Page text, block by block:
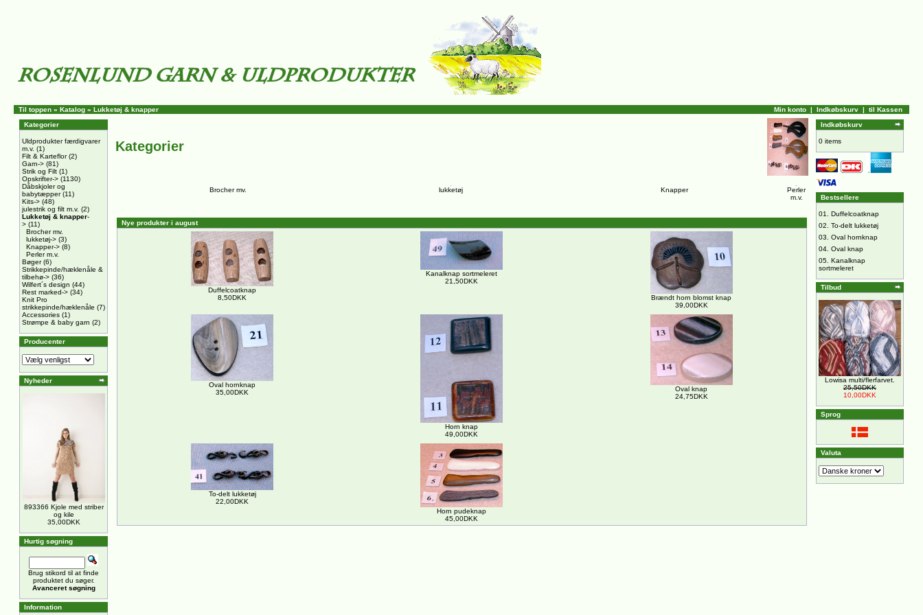
Til toppen » Katalog » Lukketøj & knapper Min konto | Indkøbskurv | til Kassen
Kategorier
Uldprodukter færdigvarer
m.v. (1)
Filt & Karteflor(2)
Garn-> (81)
Strik og Filt (1)
Opskrifter-> (1130)
Dåbskjoler og
babytæpper(11)
Kits-> (48)
julestrik og filt m.v. (2)
Lukketøj & knapper-
> (11)
Brocher mv.
lukketøj-> (3)
Knapper-> (8)
Perler m.v.
Bøger(6)
Strikkepinde/hæklenåle &
tilbehø-> (36)
Wilfert´s design (44)
Rest marked-> (34)
Knit Pro
strikkepinde/hæklenåle (7)
Accessories (1)
Strømpe & baby garn (2)
Producenter
Nyheder
893366 Kjole med striber
og kile
35,00DKK
Hurtig søgning
Brug stikord til at finde
produktet du søger.
Avanceret søgning
Information
Kategorier
Brocher mv. lukketøj Knapper
Perler
m.v.
Nye produkter i august
Duffelcoatknap
8,50DKK
Kanalknap sortmeleret
21,50DKK
Brændt horn blomst knap
39,00DKK
Oval hornknap
35,00DKK
Horn knap
49,00DKK
Oval knap
24,75DKK
To-delt lukketøj
22,00DKK
Horn pudeknap
45,00DKK
Indkøbskurv
0 items
Bestsellere
01. Duffelcoatknap
02. To-delt lukketøj
03. Oval hornknap
04. Oval knap
05. Kanalknap
sortmeleret
Tilbud
Lowisa multi/flerfarvet.
25,50DKK
10,00DKK
Sprog
Valuta